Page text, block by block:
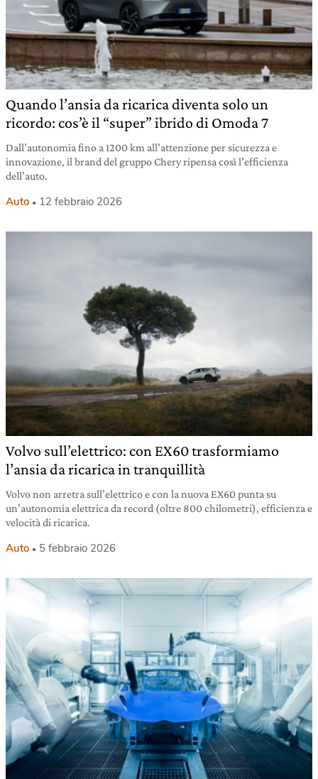
Quando l’ansia da ricarica diventa solo un
ricordo: cos’è il “super” ibrido di Omoda 7
Dall’autonomia fino a 1200 km all’attenzione per sicurezza e
innovazione, il brand del gruppo Chery ripensa così l’efficienza
dell’auto.
Auto 12 febbraio 2026
Volvo sull’elettrico: con EX60 trasformiamo
l’ansia da ricarica in tranquillità
Volvo non arretra sull’elettrico e con la nuova EX60 punta su
un’autonomia elettrica da record (oltre 800 chilometri), efficienza e
velocità di ricarica.
Auto 5 febbraio 2026